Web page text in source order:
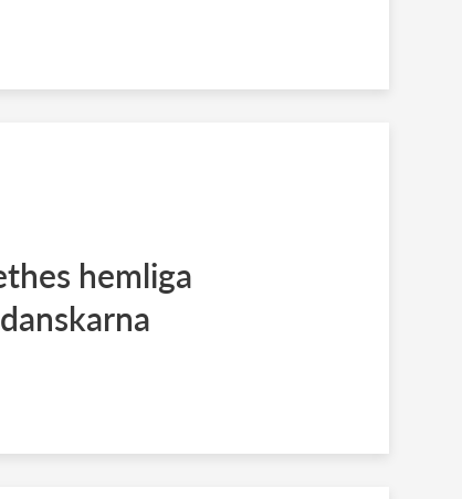
hemliga